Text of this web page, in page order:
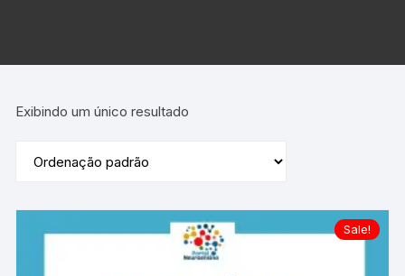
Exibindo um único resultado
Sale!